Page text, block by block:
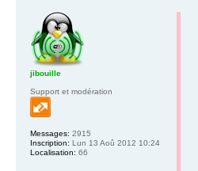
jibouille
Support et modération
Messages: 2915
Inscription: Lun 13 Aoû 2012 10:24
Localisation: 66